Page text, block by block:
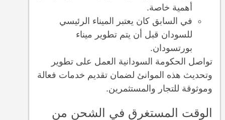
أهمية خاصة.
في السابق كان يعتبر الميناء الرئيسي
للسودان قبل أن يتم تطوير ميناء
بورتسودان.
تواصل الحكومة السودانية العمل على تطوير
وتحديث هذه الموانئ لضمان تقديم خدمات فعالة
وموثوقة للتجار والمستثمرين.
الوقت المستغرق في الشحن من